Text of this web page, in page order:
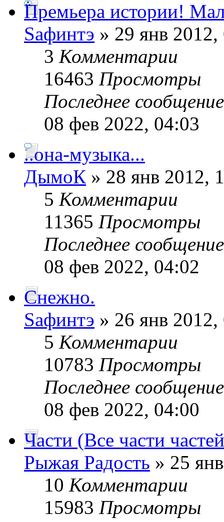
Премьера истории!
Sафинтэ » 29 янв 2012,
3 Комментарии
16463 Просмотры
Последнее
08 фев 2022, 04:03
..она-музыка...
ДымоК » 28 янв 2012,
5 Комментарии
11365 Просмотры
Последнее
08 фев 2022, 04:02
Снежно.
Sафинтэ » 26 янв 2012,
5 Комментарии
10783 Просмотры
Последнее
08 фев 2022, 04:00
Части (Все части
Рыжая Радость » 25
10 Комментарии
15983 Просмотры